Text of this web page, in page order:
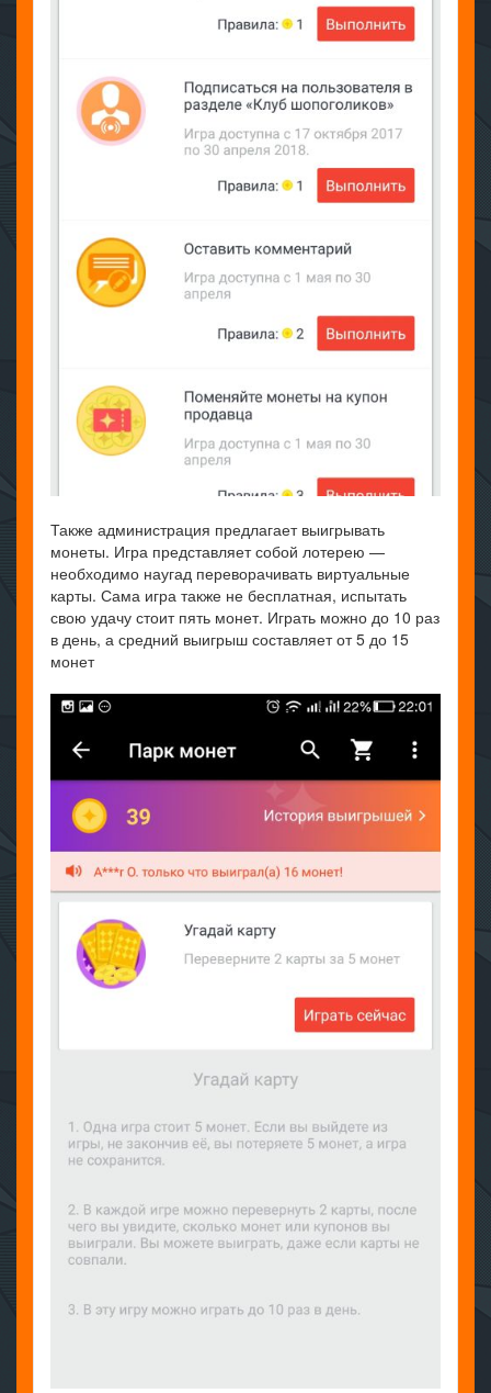
Также администрация предлагает выигрывать
монеты. Игра представляет собой лотерею —
необходимо наугад переворачивать виртуальные
карты. Сама игра также не бесплатная, испытать
свою удачу стоит пять монет. Играть можно до 10 раз
в день, а средний выигрыш составляет от 5 до 15
монет